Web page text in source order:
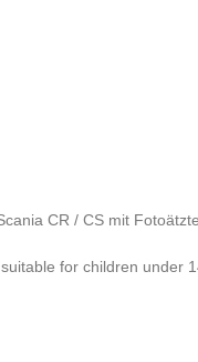
CR / CS mit
for children under